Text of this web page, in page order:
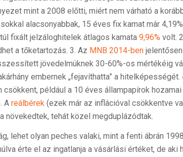
mint a 2008 előtti, miért nem várható a
alacsonyabbak, 15 éves fix kamat már
fixált jelzáloghitelek átlagos kamata9,96% volt.
a tőketartozás. 3. Az MNB 2014-ben
jövedelmüknek 30-60%-os mértékéig
embernek „fejavíthatta” a hitelképességét.
például a 10 éves állampapírok
Areálbérek (ezek már az inflációval csökkentve
növekedtek, tehát közel megduplázódtak.
lehet olyan peches valaki, mint a fenti ábrán
érte el az ingatlanja a vásárlási értéket, de aki